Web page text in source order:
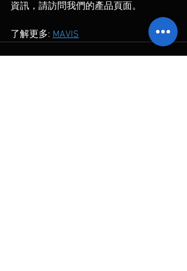
資訊，請訪問我們的產品頁面。
了解更多: MAVIS